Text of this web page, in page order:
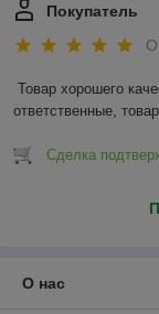
Покупатель
Товар хорошего
ответственные,
Сделка
О нас